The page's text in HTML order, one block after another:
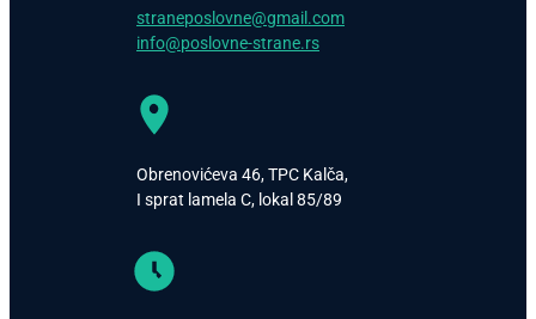
straneposlovne@gmail.com
info@poslovne-strane.rs
Obrenovićeva 46, TPC Kalča,
I sprat lamela C, lokal 85/89